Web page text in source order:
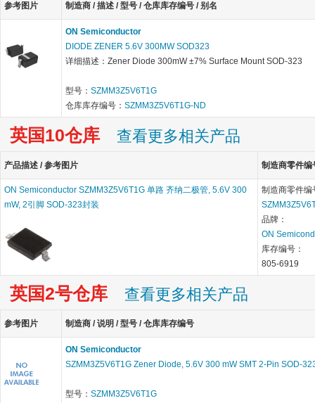
参考图片 制造商 / 描述 / 型号 / 仓库库存编号 / 别名
ON Semiconductor
DIODE ZENER 5.6V 300MW SOD323
详细描述：Zener Diode 300mW ±7% Surface Mount SOD-323
型号： SZMM3Z5V6T1G
仓库库存编号： SZMM3Z5V6T1G-ND
英国10仓库 查看更多相关产品
产品描述 / 参考图片 制造商零件编
ON Semiconductor SZMM3Z5V6T1G 单路 齐纳二极管, 5.6V 300
mW, 2引脚 SOD-323封装
制造商零件编
品牌：
ON
库存编号：
805-6919
英国2号仓库 查看更多相关产品
参考图片 制造商 / 说明 / 型号 / 仓库库存编号
ON Semiconductor
SZMM3Z5V6T1G Zener Diode, 5.6V 300 mW SMT 2-Pin SOD-
型号： SZMM3Z5V6T1G